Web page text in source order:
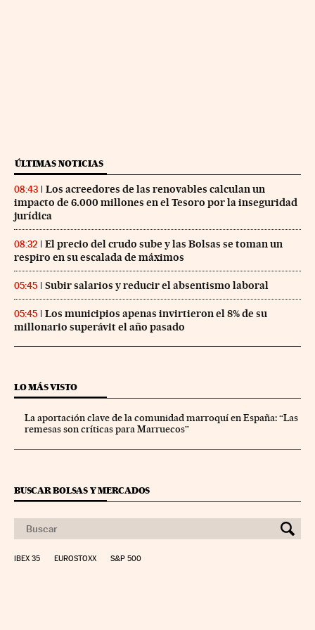
ÚLTIMAS NOTICIAS
08:43
Los acreedores de las renovables calculan un
impacto de 6.000 millones en el Tesoro por la inseguridad
jurídica
08:32
El precio del crudo sube y las Bolsas se toman un
respiro en su escalada de máximos
05:45 Subir salarios y reducir el absentismo laboral
05:45
Los municipios apenas invirtieron el 8% de su
millonario superávit el año pasado
LO MÁS VISTO
La aportación clave de la comunidad marroquí en España: “Las
remesas son críticas para Marruecos”
BUSCAR BOLSAS Y MERCADOS
IBEX 35 EUROSTOXX S&P 500